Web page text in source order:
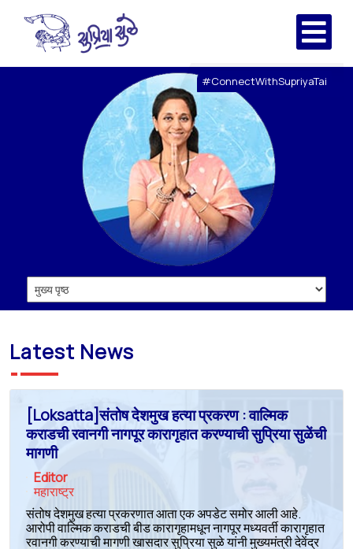
#ConnectWithSupriyaTai
Latest News
[Loksatta]संतोष देशमुख हत्या प्रकरण : वाल्मिक
कराडची रवानगी नागपूर कारागृहात करण्याची सुप्रिया सुळेंची
मागणी
Editor
महाराष्ट्र
संतोष देशमुख हत्या प्रकरणात आता एक अपडेट समोर आली आहे.
आरोपी वाल्मिक कराडची बीड कारागृहामधून नागपूर मध्यवर्ती कारागृहात
रवानगी करण्याची मागणी खासदार सुप्रिया सुळे यांनी मुख्यमंत्री देवेंद्र